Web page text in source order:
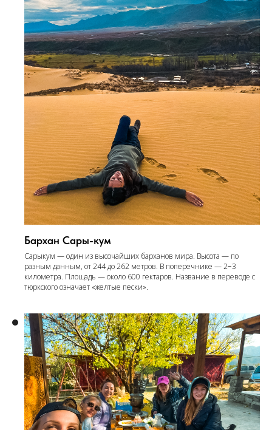
Бархан Сары-кум
Сарыкум — один из высочайших барханов мира. Высота — по
разным данным, от 244 до 262 метров. В поперечнике — 2−3
километра. Площадь — около 600 гектаров. Название в переводе с
тюркского означает «желтые пески».